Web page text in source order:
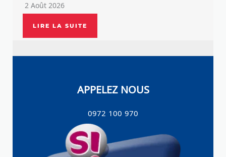
2 Août 2026
LIRE LA SUITE
APPELEZ NOUS
0972 100 970